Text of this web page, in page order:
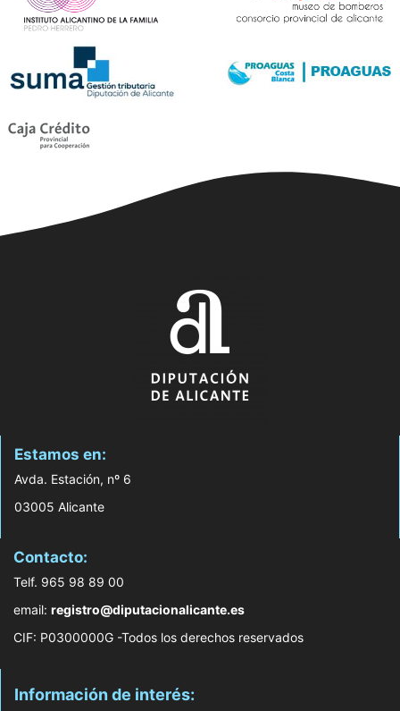
Estamos en:
Avda. Estación, nº 6
03005 Alicante
Contacto:
Telf. 965 98 89 00
email: registro@diputacionalicante.es
CIF: P0300000G -Todos los derechos reservados
Información de interés: